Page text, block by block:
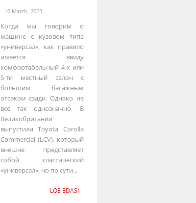
10 March, 2023
Когда мы говорим о
машине с кузовом типа
«универсал», как правило
имеется ввиду
комфортабельный 4-х или
5-ти местный салон с
большим багажным
отсеком сзади. Однако не
всё так однозначно. В
Великобритании
выпустили Toyota Corolla
Commercial (LCV), который
внешне представляет
собой классический
«универсал», но по сути...
LOE EDASI